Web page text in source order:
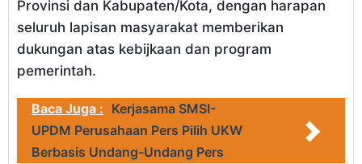
Provinsi dan Kabupaten/Kota, dengan harapan
seluruh lapisan masyarakat memberikan
dukungan atas kebijkaan dan program
pemerintah.
Baca Juga : Kerjasama SMSI-
UPDM Perusahaan Pers Pilih UKW
Berbasis Undang-Undang Pers